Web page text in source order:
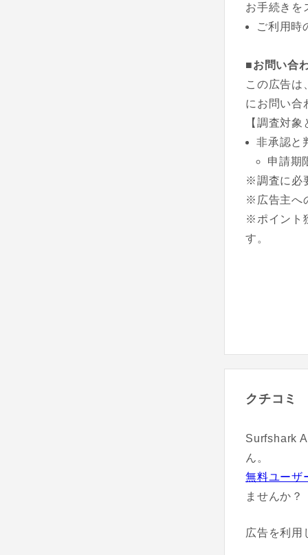
お手続きを
ご利用時
■お問い合
この広告は
にお問い合
【調査対
非承認と
申請期
※調査に必
※広告主へ
※ポイント
す。
クチコミ
Surfshark
ん。
無料ユーザ
ませんか？
広告を利用